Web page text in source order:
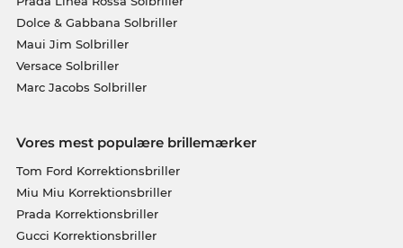
Dolce & Gabbana Solbriller
Maui Jim Solbriller
Versace Solbriller
Marc Jacobs Solbriller
Vores mest populære brillemærker
Tom Ford Korrektionsbriller
Miu Miu Korrektionsbriller
Prada Korrektionsbriller
Gucci Korrektionsbriller